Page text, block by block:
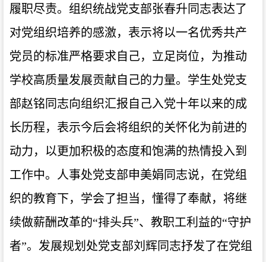
履职尽责。组织统战党支部张春升同志表达了
对党组织培养的感激，表示将以一名优秀共产
党员的标准严格要求自己，立足岗位，为推动
学校高质量发展贡献自己的力量。学生处党支
部赵铭同志向组织汇报自己入党十年以来的成
长历程，表示今后会将组织的关怀化为前进的
动力，以更加积极的态度和饱满的热情投入到
工作中。人事处党支部申美娟同志说，在党组
织的教育下，学会了担当，懂得了奉献，将继
续做薪酬改革的“排头兵”、教职工利益的“守护
者”。发展规划处党支部刘辉同志抒发了在党组